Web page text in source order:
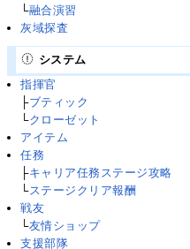
└融合演習
灰域探査
システム
指揮官
├ブティック
└クローゼット
アイテム
任務
├キャリア任務ステージ攻略
└ステージクリア報酬
戦友
└友情ショップ
支援部隊